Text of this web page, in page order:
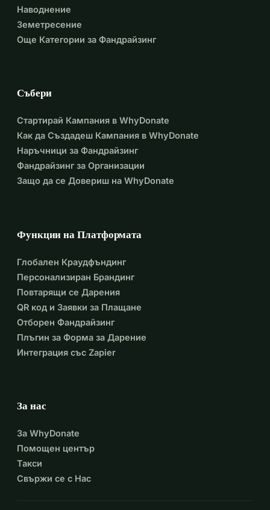
Наводнение
Земетресение
Още Категории за Фандрайзинг
Събери
Стартирай Кампания в WhyDonate
Как да Създадеш Кампания в WhyDonate
Наръчници за Фандрайзинг
Фандрайзинг за Организации
Защо да се Довериш на WhyDonate
Функции на Платформата
Глобален Краудфъндинг
Персонализиран Брандинг
Повтарящи се Дарения
QR код и Заявки за Плащане
Отборен Фандрайзинг
Плъгин за Форма за Дарение
Интеграция със Zapier
За нас
За WhyDonate
Помощен център
Такси
Свържи се с Нас